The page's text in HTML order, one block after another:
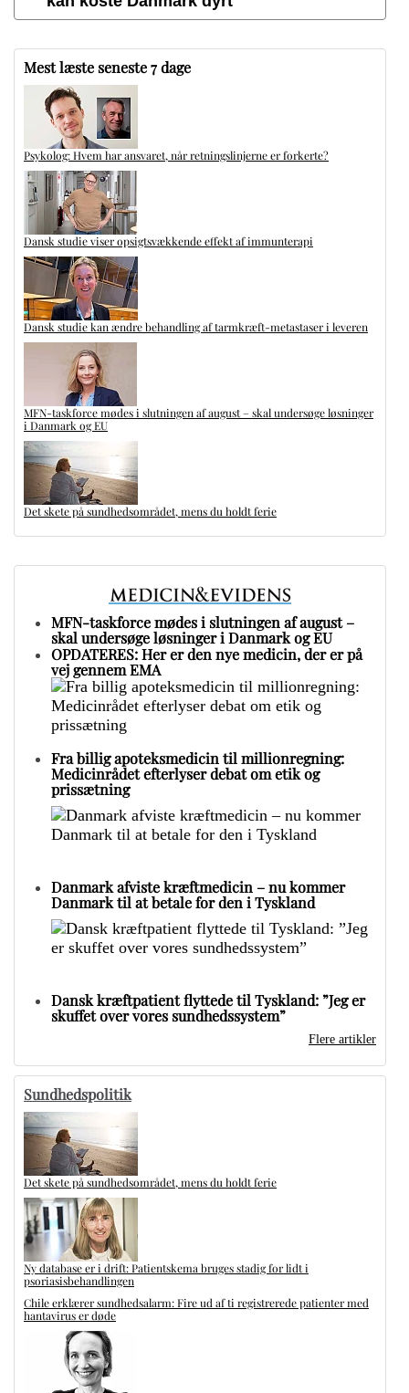
Mest læste seneste 7 dage
Psykolog: Hvem har ansvaret, når retningslinjerne er forkerte?
Dansk studie viser opsigtsvækkende effekt af immunterapi
Dansk studie kan ændre behandling af tarmkræft-metastaser i leveren
MFN-taskforce mødes i slutningen af august – skal undersøge løsninger
i Danmark og EU
Det skete på sundhedsområdet, mens du holdt ferie
MFN-taskforce mødes i slutningen af august –
skal undersøge løsninger i Danmark og EU
OPDATERES: Her er den nye medicin, der er på
vej gennem EMA
Fra billig apoteksmedicin til millionregning:
Medicinrådet efterlyser debat om etik og
prissætning
Danmark afviste kræftmedicin – nu kommer
Danmark til at betale for den i Tyskland
Dansk kræftpatient flyttede til Tyskland: ”Jeg er
skuffet over vores sundhedssystem”
Flere artikler
Sundhedspolitik
Det skete på sundhedsområdet, mens du holdt ferie
Ny database er i drift: Patientskema bruges stadig for lidt i
psoriasisbehandlingen
Chile erklærer sundhedsalarm: Fire ud af ti registrerede patienter med
hantavirus er døde